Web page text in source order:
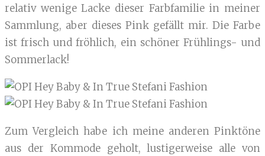
relativ wenige Lacke dieser Farbfamilie in meiner
Sammlung, aber dieses Pink gefällt mir. Die Farbe
ist frisch und fröhlich, ein schöner Frühlings- und
Sommerlack!
Zum Vergleich habe ich meine anderen Pinktöne
aus der Kommode geholt, lustigerweise alle von